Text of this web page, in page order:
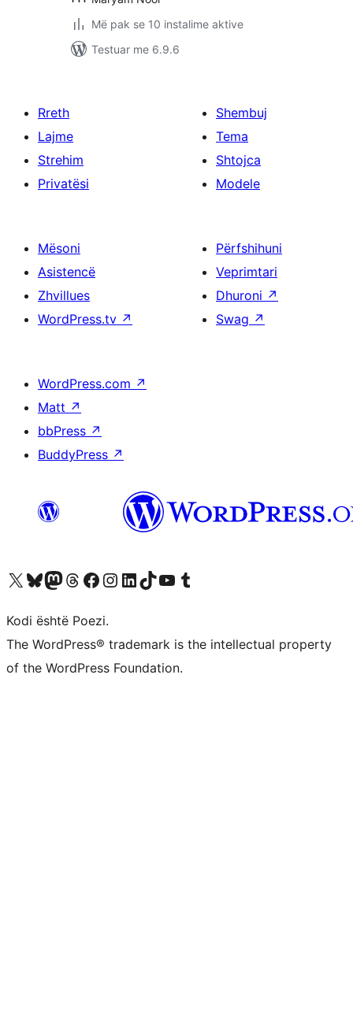
Më pak se 10 instalime aktive
Testuar me 6.9.6
Rreth
Lajme
Strehim
Privatësi
Shembuj
Tema
Shtojca
Modele
Mësoni
Asistencë
Zhvillues
WordPress.tv ↗
Përfshihuni
Veprimtari
Dhuroni ↗
Swag ↗
WordPress.com ↗
Matt ↗
bbPress ↗
BuddyPress ↗
Vizitoni llogarinë tonë X (ish Twitter)
Vizitoni llogarinë tonë Bluesky
Vizitoni llogarinë tonë Mastodon
Vizitoni llogarinë tonë Threads
Vizitoni faqen tonë në Facebook
Vizitoni llogarinë tonë Instagram
Vizitoni llogarinë tonë LinkedIn
Vizitoni llogarinë tonë TikTok
Vizitoni kanalin tonë YouTube
Vizitoni llogarinë tonë Tumblr
Kodi është Poezi.
The WordPress® trademark is the intellectual property
of the WordPress Foundation.